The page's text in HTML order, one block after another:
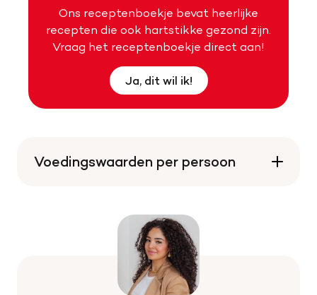
Ons receptenboekje bevat heerlijke
recepten die ook hartstikke gezond zijn.
Vraag het receptenboekje direct aan!
Ja, dit wil ik!
Voedingswaarden per persoon